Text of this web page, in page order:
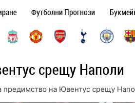
Футболни Прогнози
срещу Наполи
предимство на Ювентус срещу